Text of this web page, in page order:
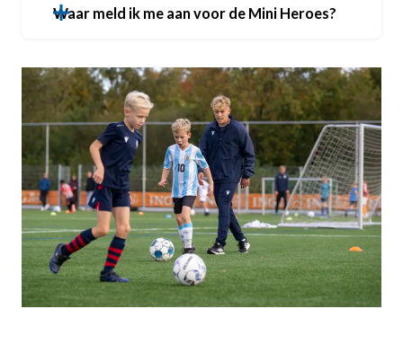
Waar meld ik me aan voor de Mini Heroes?